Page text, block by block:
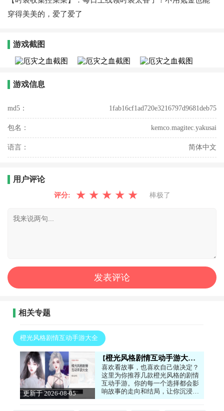
穿得美美的，爱了爱了
游戏截图
游戏信息
md5： 1fab16cf1ad720e3216797d9681deb75
包名： kemco.magitec.yakusai
语言： 简体中文
用户评论
评分: ★ ★ ★ ★ ★ 棒极了
相关专题
橙光风格剧情互动手游大全
更新于 2026-08-05
橙光风格剧情互动手游大全
喜欢看故事，也喜欢自己做决定？
这里为你推荐几款橙光风格的剧情
互动手游。你的每一个选择都会影
响故事的走向和结局，让你沉浸在
不同的人生体验中。无论是甜度爆